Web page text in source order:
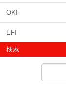
OKI
EFI
検索